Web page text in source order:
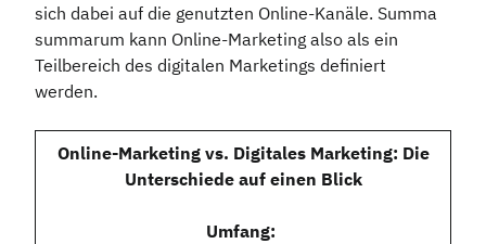
sich dabei auf die genutzten Online-Kanäle. Summa
summarum kann Online-Marketing also als ein
Teilbereich des digitalen Marketings definiert
werden.
Online-Marketing vs. Digitales Marketing: Die
Unterschiede auf einen Blick
Umfang: